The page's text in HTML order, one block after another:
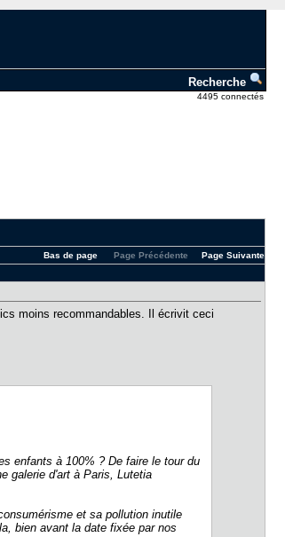
Recherche
4495 connectés
Page Suivante
Page Précédente
Bas de page
moins recommandables. Il écrivit ceci
enfants à 100% ? De faire le tour du
galerie d'art à Paris, Lutetia
et sa pollution inutile
bien avant la date fixée par nos